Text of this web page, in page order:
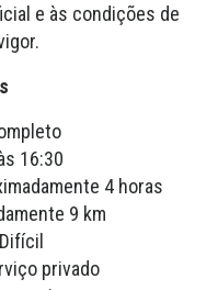
e às condições de
16:30
4 horas
9 km
privado